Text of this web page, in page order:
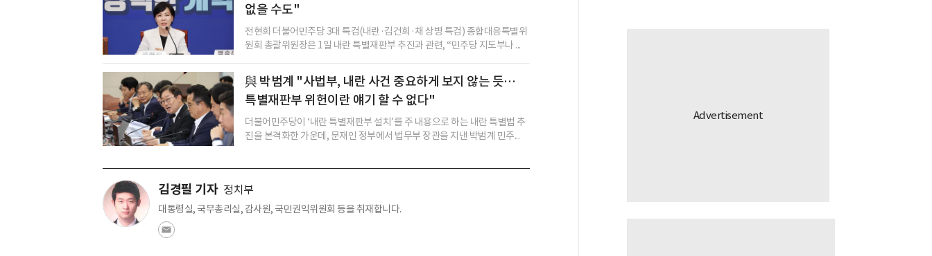
없을 수도"
전현희 더불어민주당 3대 특검(내란·김건희·채 상병 특검) 종합대응특별위
원회 총괄위원장은 1일 내란 특별재판부 추진과 관련, “민주당 지도부나 ...
與 박범계 "사법부, 내란 사건 중요하게 보지 않는 듯…
특별재판부 위헌이란 얘기 할 수 없다"
더불어민주당이 ‘내란 특별재판부 설치’를 주 내용으로 하는 내란 특별법 추
진을 본격화한 가운데, 문재인 정부에서 법무부 장관을 지낸 박범계 민주...
김경필 기자 정치부
대통령실, 국무총리실, 감사원, 국민권익위원회 등을 취재합니다.